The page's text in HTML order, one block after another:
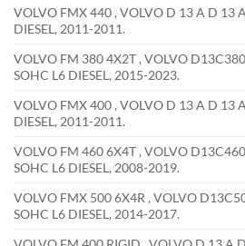
VOLVO FMX 440 , VOLVO D 13 A D 13
DIESEL, 2011-2011.
VOLVO FM 380 4X2T , VOLVO
SOHC L6 DIESEL, 2015-2023.
VOLVO FMX 400 , VOLVO D 13 A D 13
DIESEL, 2011-2011.
VOLVO FM 460 6X4T , VOLVO
SOHC L6 DIESEL, 2008-2019.
VOLVO FMX 500 6X4R , VOLVO
SOHC L6 DIESEL, 2014-2017.